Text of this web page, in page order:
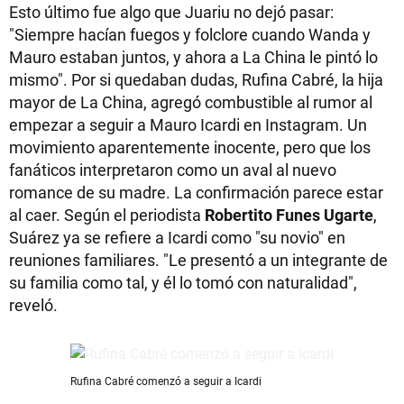
Esto último fue algo que Juariu no dejó pasar:
"Siempre hacían fuegos y folclore cuando Wanda y
Mauro estaban juntos, y ahora a La China le pintó lo
mismo". Por si quedaban dudas, Rufina Cabré, la hija
mayor de La China, agregó combustible al rumor al
empezar a seguir a Mauro Icardi en Instagram. Un
movimiento aparentemente inocente, pero que los
fanáticos interpretaron como un aval al nuevo
romance de su madre. La confirmación parece estar
al caer. Según el periodista Robertito Funes Ugarte,
Suárez ya se refiere a Icardi como "su novio" en
reuniones familiares. "Le presentó a un integrante de
su familia como tal, y él lo tomó con naturalidad",
reveló.
Rufina Cabré comenzó a seguir a Icardi